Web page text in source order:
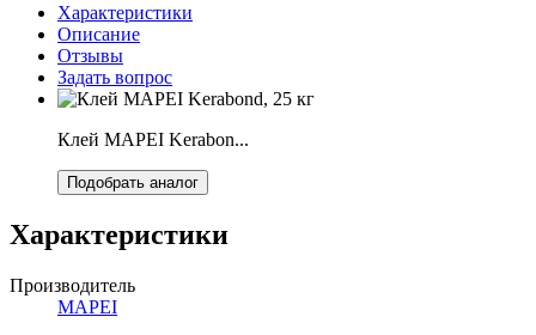
Характеристики
Описание
Отзывы
Задать вопрос
Клей MAPEI Kerabon...
Подобрать аналог
Характеристики
Производитель
MAPEI